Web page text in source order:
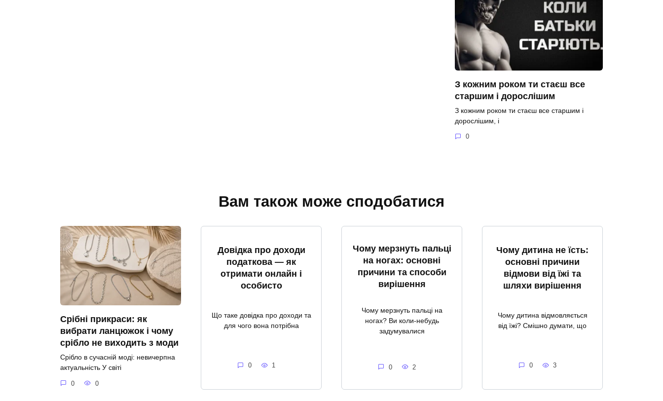
З кожним роком ти стаєш все
старшим і дорослішим
З кожним роком ти стаєш все старшим і
дорослішим, і
0
Вам також може сподобатися
Срібні прикраси: як
вибрати ланцюжок і чому
срібло не виходить з моди
Срібло в сучасній моді: невичерпна
актуальність У світі
0 0
Довідка про доходи
податкова — як
отримати онлайн і
особисто
Що таке довідка про доходи та
для чого вона потрібна
0 1
Чому мерзнуть пальці
на ногах: основні
причини та способи
вирішення
Чому мерзнуть пальці на
ногах? Ви коли-небудь
задумувалися
0 2
Чому дитина не їсть:
основні причини
відмови від їжі та
шляхи вирішення
Чому дитина відмовляється
від їжі? Смішно думати, що
0 3